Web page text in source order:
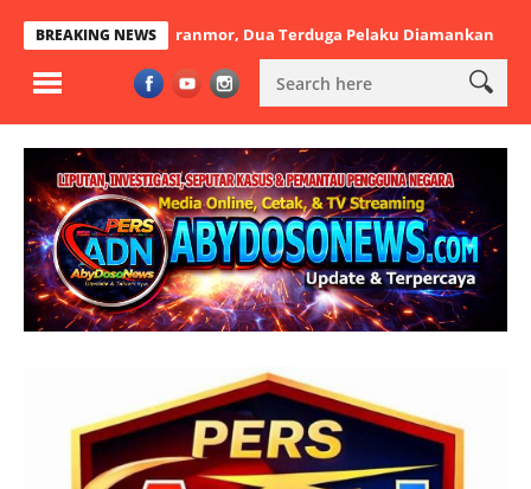
BREAKING NEWS
Aksi Curanmor, Dua Terduga Pelaku Diamankan Kapolres